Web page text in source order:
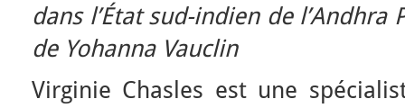
dans l’État sud-indien de l’Andhra
de Yohanna Vauclin
Virginie Chasles est une